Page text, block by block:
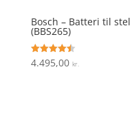
Bosch – Batteri til
(BBS265)
Vurderet
4.5
4.495,00 kr.